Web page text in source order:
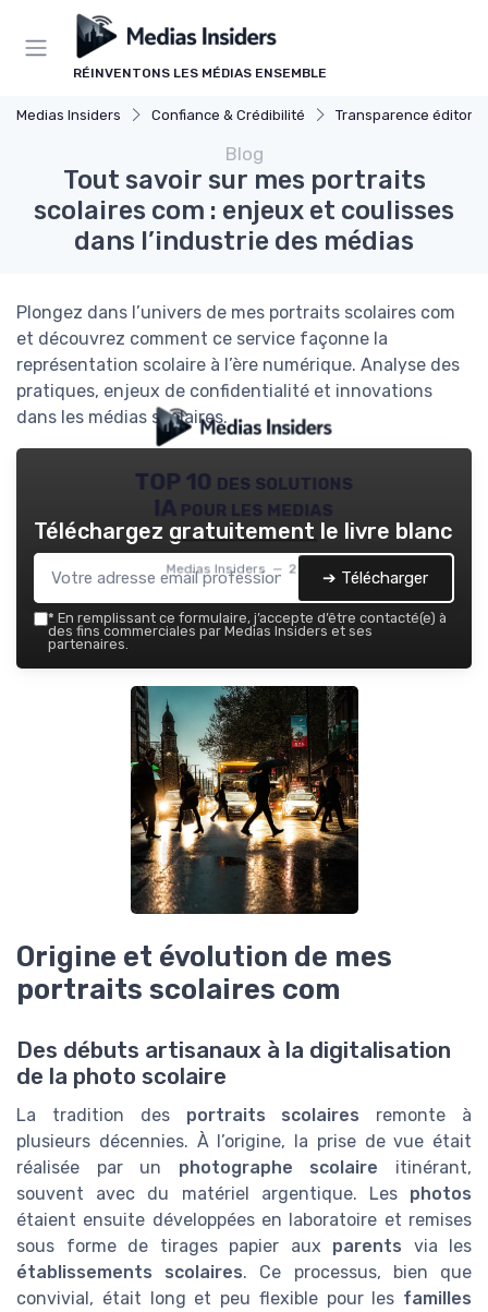
RÉINVENTONS LES MÉDIAS ENSEMBLE
Medias Insiders Confiance & Crédibilité Transparence
Blog
Tout savoir sur mes portraits
scolaires com : enjeux et coulisses
dans l’industrie des médias
Plongez dans l’univers de mes portraits scolaires com
et découvrez comment ce service façonne la
représentation scolaire à l’ère numérique. Analyse des
pratiques, enjeux de confidentialité et innovations
dans les médias scolaires.
TOP 10 des solutions
IA pour les medias
Medias Insiders — 2026
Téléchargez gratuitement le livre blanc
➔ Télécharger
* En remplissant ce formulaire, j’accepte d’être contacté(e) à
des fins commerciales par Medias Insiders et ses
partenaires.
Origine et évolution de mes
portraits scolaires com
Des débuts artisanaux à la digitalisation
de la photo scolaire
La tradition des portraits scolaires remonte à
plusieurs décennies. À l’origine, la prise de vue était
réalisée par un photographe scolaire itinérant,
souvent avec du matériel argentique. Les photos
étaient ensuite développées en laboratoire et remises
sous forme de tirages papier aux parents via les
établissements scolaires. Ce processus, bien que
convivial, était long et peu flexible pour les familles
Panneau de gestion des cookies